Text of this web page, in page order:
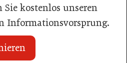
kostenlos unseren
Informationsvorsprung.